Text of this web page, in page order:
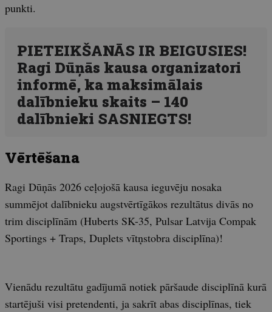
punkti.
PIETEIKŠANĀS IR BEIGUSIES!
Ragi Dūņās kausa organizatori
informē, ka maksimālais
dalībnieku skaits – 140
dalībnieki SASNIEGTS!
Vērtēšana
Ragi Dūņās 2026 ceļojošā kausa ieguvēju nosaka
summējot dalībnieku augstvērtīgākos rezultātus divās no
trim disciplīnām (Huberts SK-35, Pulsar Latvija Compak
Sportings + Traps, Duplets vītņstobra disciplīna)!
Vienādu rezultātu gadījumā notiek pāršaude disciplīnā kurā
startējuši visi pretendenti, ja sakrīt abas disciplīnas, tiek